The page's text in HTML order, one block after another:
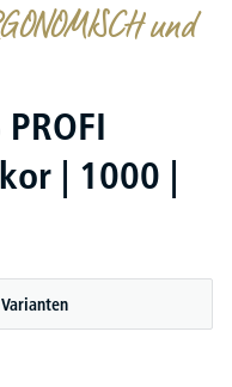
und
| 1000 |